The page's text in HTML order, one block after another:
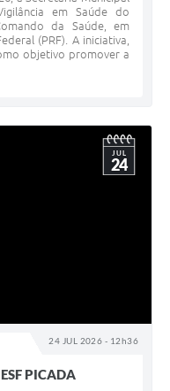
em Saúde do
da Saúde, em
(PRF). A iniciativa,
objetivo promover a
24 JUL 2026 - 12h36
JUL
24
PICADA